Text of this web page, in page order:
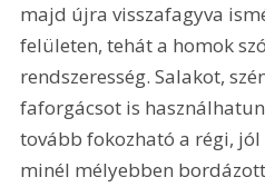
majd újra visszafagyva
felületen, tehát a homok
rendszeresség. Salakot,
faforgácsot is
tovább fokozható a régi,
minél mélyebben